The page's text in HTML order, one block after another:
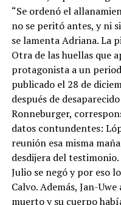
“Se ordenó el
no se peritó antes, y ni
se lamenta Adriana. La
Otra de las huellas que
protagonista a un
publicado el 28 de
después de
Ronneburger,
datos contundentes:
reunión esa misma
desdijera del
Julio se negó y por eso
Calvo. Además, Jan-
muerto y su cuerpo